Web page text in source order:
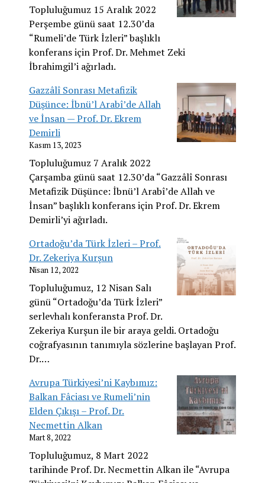
Topluluğumuz 15 Aralık 2022
Perşembe günü saat 12.30’da
“Rumeli’de Türk İzleri” başlıklı
konferans için Prof. Dr. Mehmet Zeki
İbrahimgil’i ağırladı.
Gazzâlî Sonrası Metafizik
Düşünce: İbnü’l Arabî’de Allah
ve İnsan — Prof. Dr. Ekrem
Demirli
Kasım 13, 2023
Topluluğumuz 7 Aralık 2022
Çarşamba günü saat 12.30’da “Gazzâlî Sonrası
Metafizik Düşünce: İbnü’l Arabî’de Allah ve
İnsan” başlıklı konferans için Prof. Dr. Ekrem
Demirli’yi ağırladı.
Ortadoğu’da Türk İzleri – Prof.
Dr. Zekeriya Kurşun
Nisan 12, 2022
Topluluğumuz, 12 Nisan Salı
günü “Ortadoğu’da Türk İzleri”
serlevhalı konferansta Prof. Dr.
Zekeriya Kurşun ile bir araya geldi. Ortadoğu
coğrafyasının tanımıyla sözlerine başlayan Prof.
Dr.…
Avrupa Türkiyesi’ni Kaybımız:
Balkan Fâciası ve Rumeli’nin
Elden Çıkışı – Prof. Dr.
Necmettin Alkan
Mart 8, 2022
Topluluğumuz, 8 Mart 2022
tarihinde Prof. Dr. Necmettin Alkan ile “Avrupa